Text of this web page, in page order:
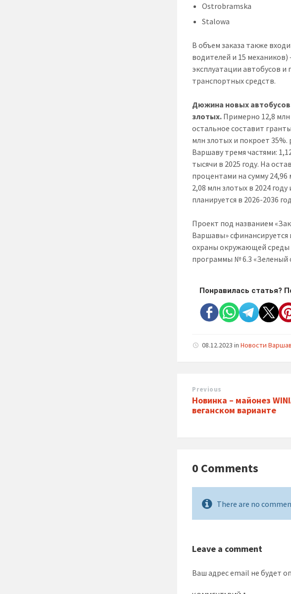
Ostrobramska
Stalowa
В объем заказа также
водителей и 15
эксплуатации автобусов
транспортных средств.
Дюжина новых автобусов
злотых. Примерно 12,8
остальное составит
млн злотых и покроет
Варшаву тремя частями:
тысячи в 2025 году. На
процентами на сумму
2,08 млн злотых в 2024
планируется в 2026-2036
Проект под названием
Варшавы»
охраны окружающей среды
программы № 6.3
Понравилась статья?
08.12.2023inНовости
Previous
Новинка – майонез
веганском варианте
0 Comments
There are no
Leave a comment
Ваш адрес email не будет